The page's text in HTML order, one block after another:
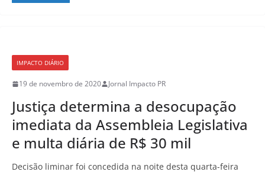
IMPACTO DIÁRIO
19 de novembro de 2020 Jornal Impacto PR
Justiça determina a desocupação
imediata da Assembleia Legislativa
e multa diária de R$ 30 mil
Decisão liminar foi concedida na noite desta quarta-feira